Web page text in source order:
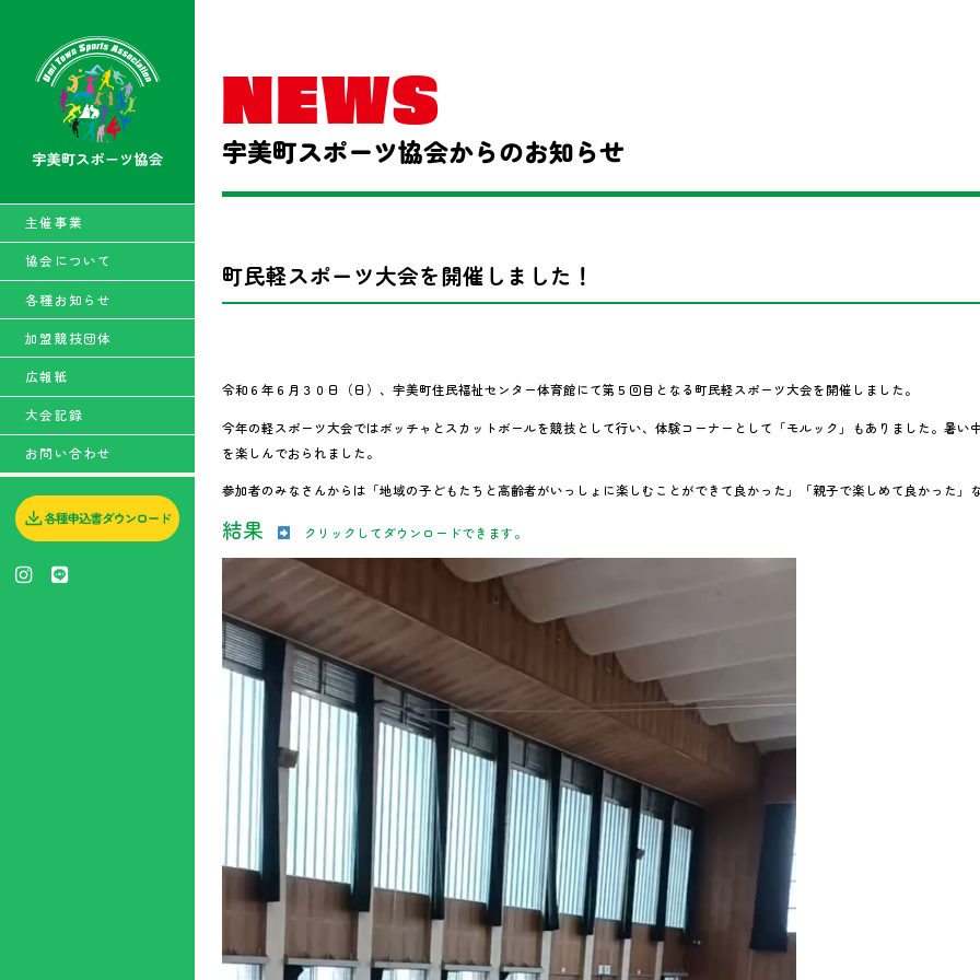
主催事業
協会について
各種お知らせ
新着情報
主催事業
郡民スポーツ大会
県民スポーツ大会
加盟競技団体
広報紙
広報紙 Ｗｅ，Ｍｅ！
創立記念誌
大会記録
お問い合わせ
NEWS
宇美町スポーツ協会からのお知らせ
町民軽スポーツ大会を開催しました！
令和６年６月３０日（日）、宇美町住民福祉センター体育館にて第５回目となる町民軽スポーツ大会を開催しました。
今年の軽スポーツ大会ではボッチャとスカットボールを競技として行い、体験コーナーとして「モルック」もありました。暑
を楽しんでおられました。
参加者のみなさんからは「地域の子どもたちと高齢者がいっしょに楽しむことができて良かった」「親子で楽しめて良かった」
結果 クリックしてダウンロードできます。
画
プ
レ
ー